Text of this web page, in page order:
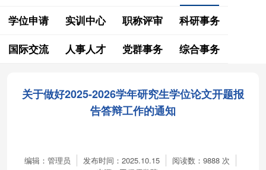
学位申请
实训中心 职称评审
科研事务
国际交流
人事人才 党群事务 综合事务
关于做好2025-2026学年研究生学位论文开题报
告答辩工作的通知
编辑：管理员 发布时间：2025.10.15 阅读数： 9888 次